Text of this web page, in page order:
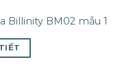
Billinity BM02 mẫu 1